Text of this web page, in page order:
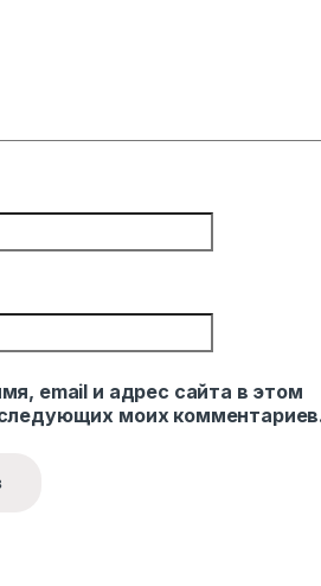
email и адрес сайта в этом
моих